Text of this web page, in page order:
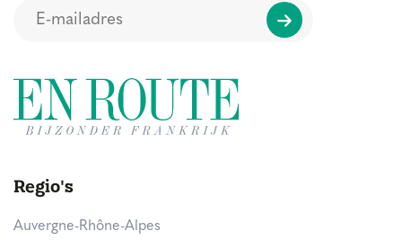
Regio's
Auvergne-Rhône-Alpes